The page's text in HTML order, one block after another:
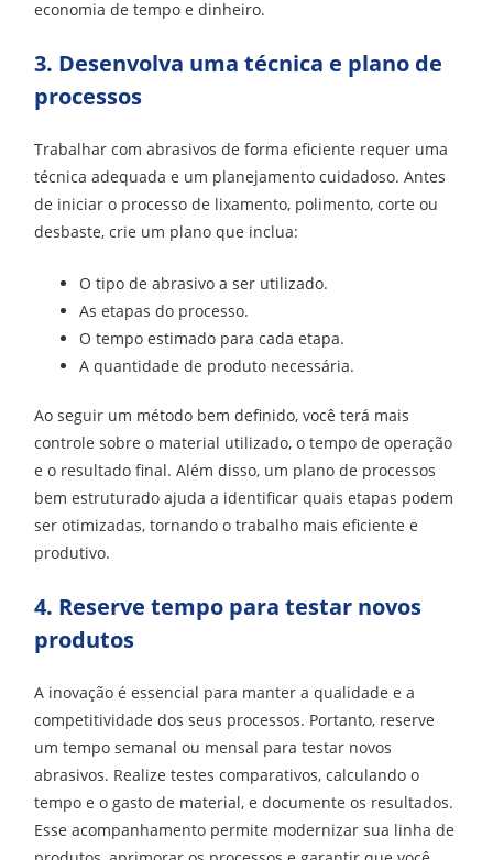
economia de tempo e dinheiro.
3. Desenvolva uma técnica e plano de
processos
Trabalhar com abrasivos de forma eficiente requer uma
técnica adequada e um planejamento cuidadoso. Antes
de iniciar o processo de lixamento, polimento, corte ou
desbaste, crie um plano que inclua:
O tipo de abrasivo a ser utilizado.
As etapas do processo.
O tempo estimado para cada etapa.
A quantidade de produto necessária.
Ao seguir um método bem definido, você terá mais
controle sobre o material utilizado, o tempo de operação
e o resultado final. Além disso, um plano de processos
bem estruturado ajuda a identificar quais etapas podem
ser otimizadas, tornando o trabalho mais eficiente e
produtivo.
4. Reserve tempo para testar novos
produtos
A inovação é essencial para manter a qualidade e a
competitividade dos seus processos. Portanto, reserve
um tempo semanal ou mensal para testar novos
abrasivos. Realize testes comparativos, calculando o
tempo e o gasto de material, e documente os resultados.
Esse acompanhamento permite modernizar sua linha de